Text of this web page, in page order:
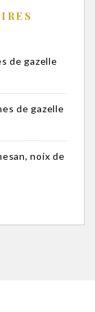
de gazelle
de gazelle
noix de